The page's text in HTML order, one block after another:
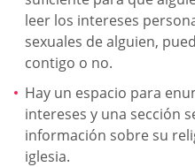
leer los intereses
sexuales de alguien,
contigo o no.
Hay un espacio para
intereses y una sección
información sobre su
iglesia.